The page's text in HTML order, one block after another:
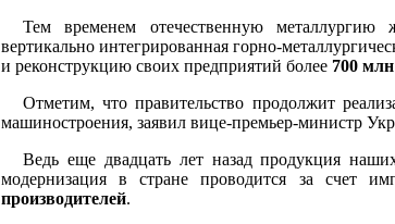
Тем временем отечественную
вертикально интегрированная горно-
и реконструкцию своих предприятий более 700
Отметим, что правительство продолжит
машиностроения, заявил вице-премьер-министр
Ведь еще двадцать лет назад продукция
модернизация в стране проводится за счет
производителей.